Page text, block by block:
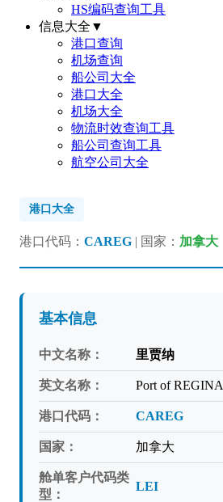
HS编码查询工具
信息大全 ▼
港口查询
机场查询
船公司大全
港口大全
机场大全
物流时效查询工具
船公司查询工具
航空公司大全
港口大全
港口代码： CAREG | 国家： 加拿大
基本信息
中文名称： 里贾纳
英文名称： Port of REGINA
港口代码： CAREG
国家： 加拿大
舱单客户代码类
型：
LEI